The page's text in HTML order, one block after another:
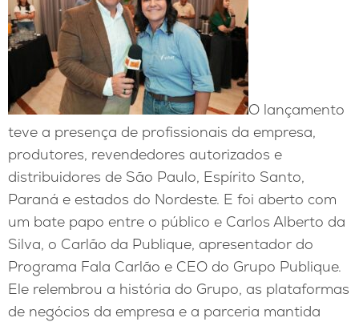
O lançamento
teve a presença de profissionais da empresa,
produtores, revendedores autorizados e
distribuidores de São Paulo, Espírito Santo,
Paraná e estados do Nordeste. E foi aberto com
um bate papo entre o público e Carlos Alberto da
Silva, o Carlão da Publique, apresentador do
Programa Fala Carlão e CEO do Grupo Publique.
Ele relembrou a história do Grupo, as plataformas
de negócios da empresa e a parceria mantida